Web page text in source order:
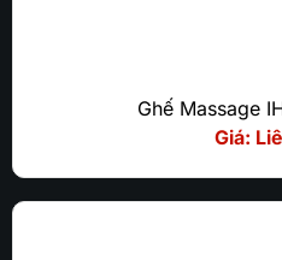
Ghế Massage
Giá: